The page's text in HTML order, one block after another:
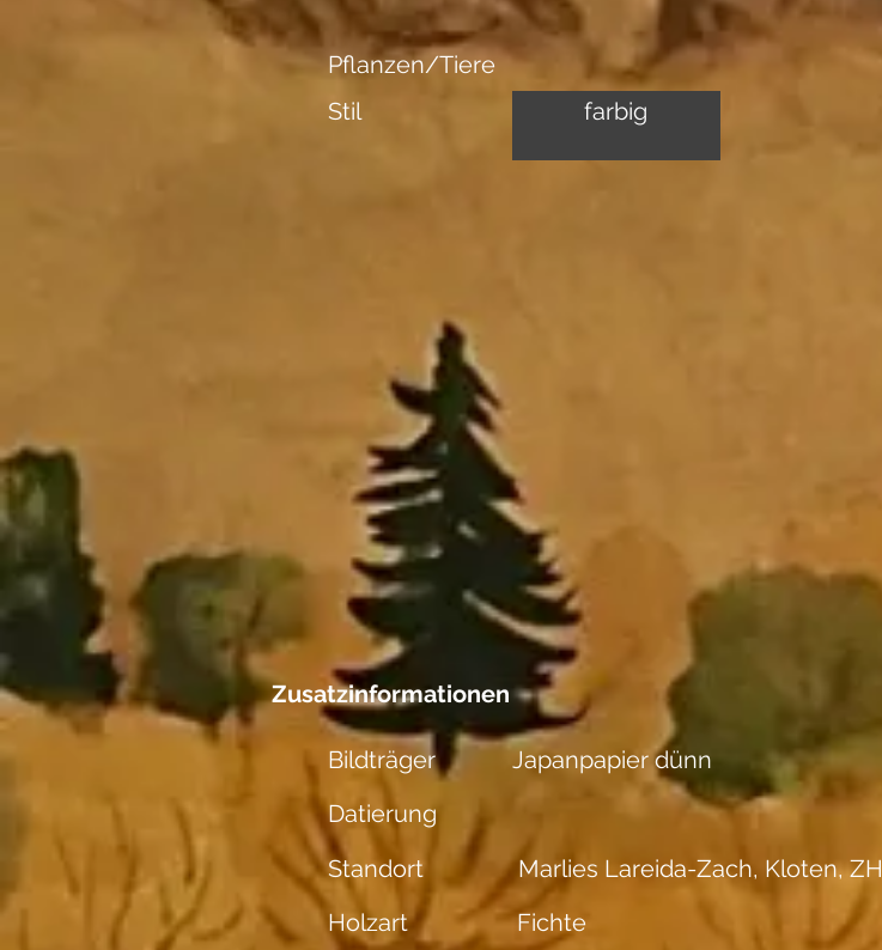
Pflanzen/Tiere
Stil
farbig
Zusatzinformationen
Bildträger
Japanpapier dünn
Datierung
Standort
Marlies Lareida-Zach, Kloten, ZH
Holzart
Fichte